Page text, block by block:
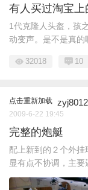
有人买过淘宝上
1代克隆人头盔，孩
动变声。是不是真的
32018 10
点击重新加载 zyj8012
2009-6-22 19:45
完整的炮艇
配上新到的２个外挂
显有点不协调，主要